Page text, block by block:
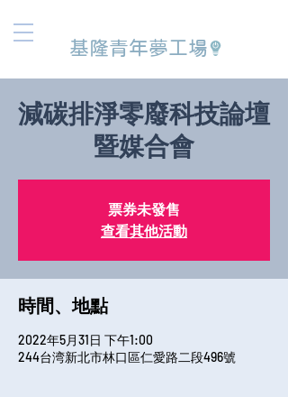
基隆青年夢工場
減碳排淨零廢科技論壇
暨媒合會
票券未發售
查看其他活動
時間、地點
2022年5月31日 下午1:00
244台湾新北市林口區仁愛路二段496號